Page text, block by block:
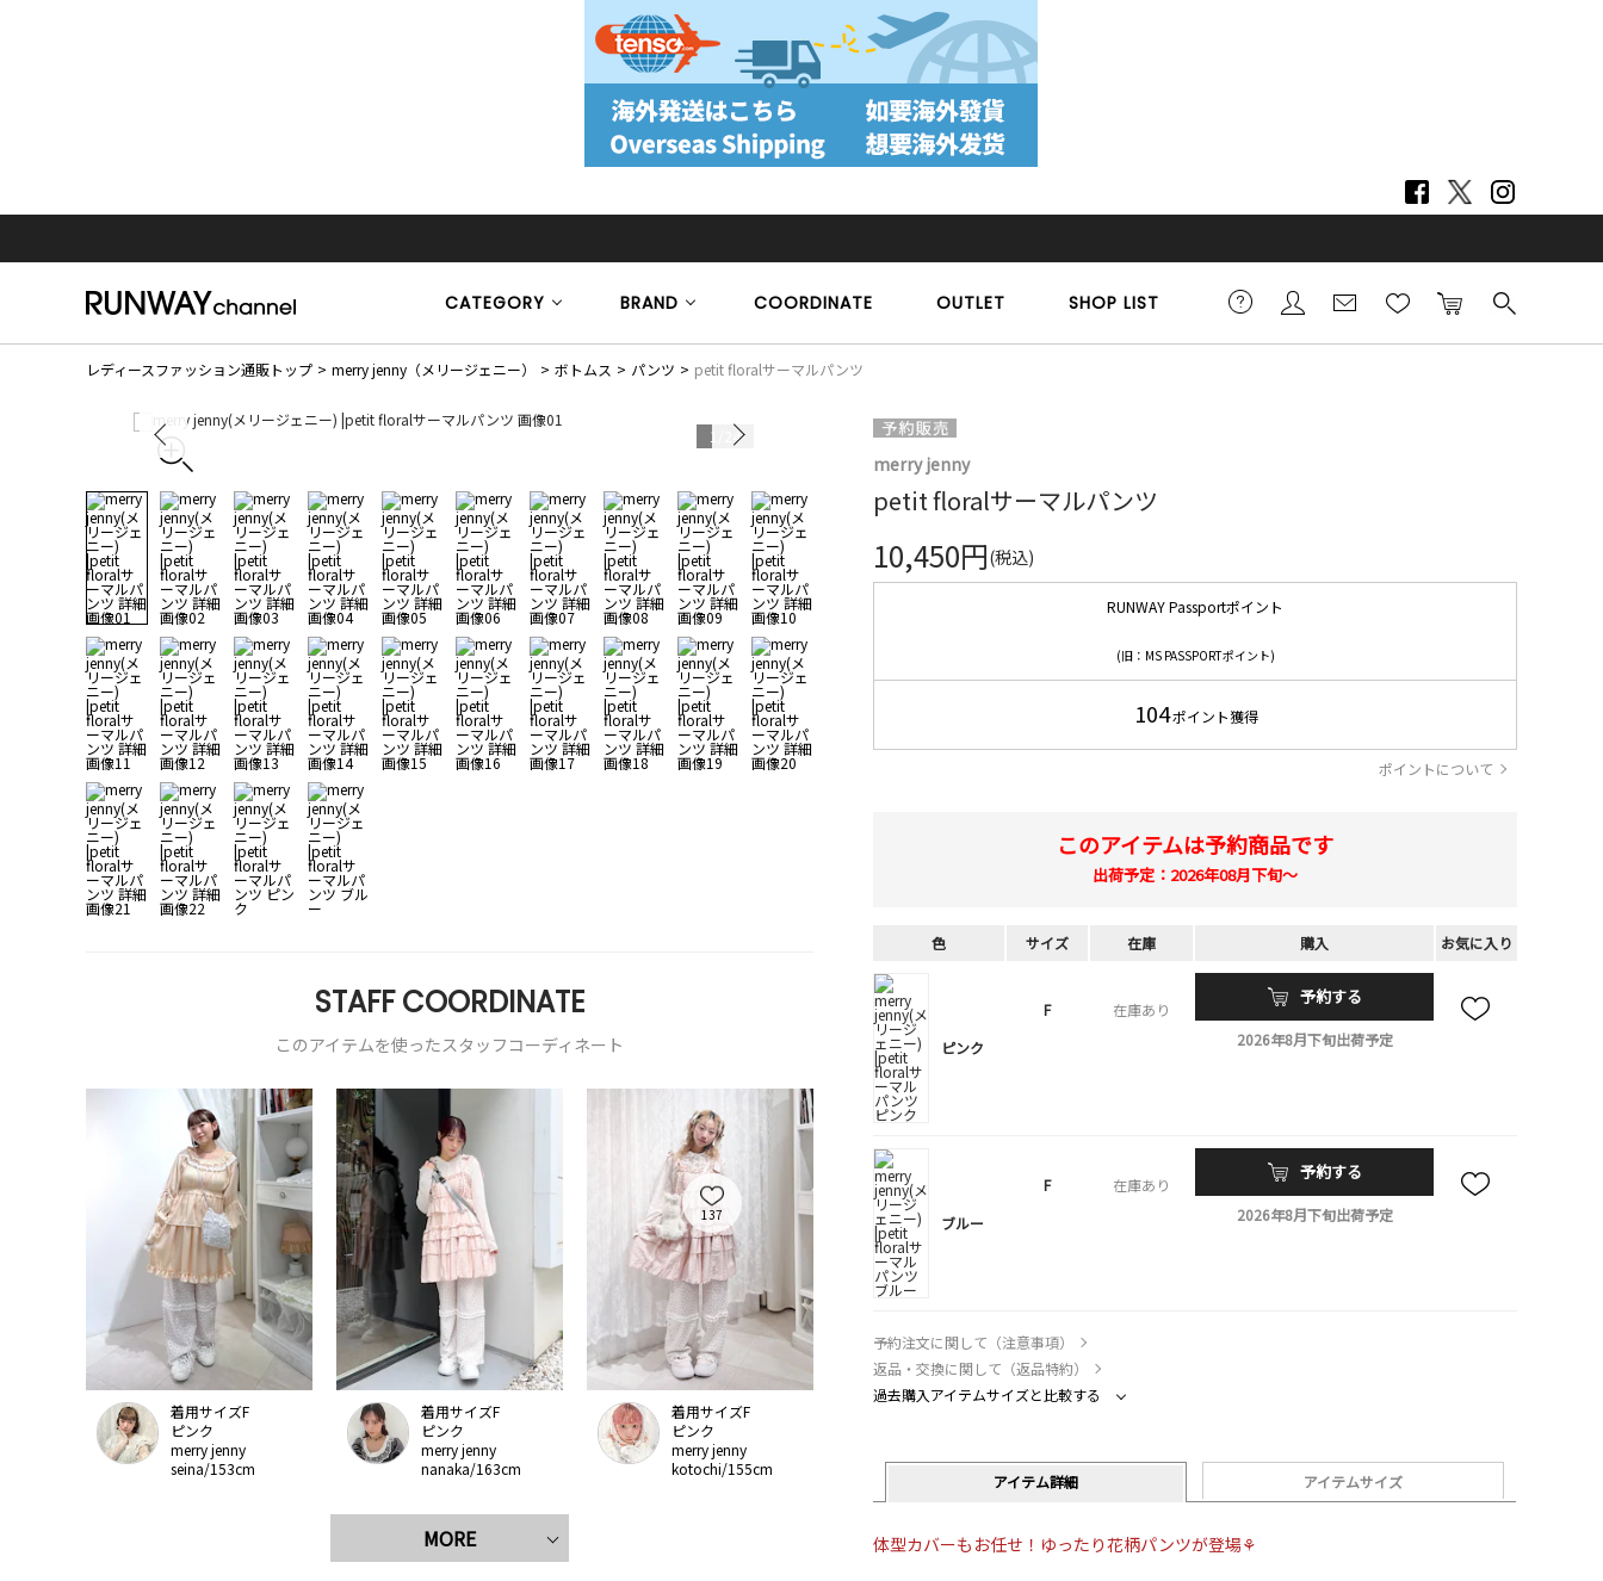
CATEGORY BRAND COORDINATE OUTLET SHOP LIST
レディースファッション通販トップ merry jenny（メリージェニー） ボトムス パンツ petit floralサーマルパンツ
137
1 24
STAFF COORDINATE
このアイテムを使ったスタッフコーディネート
着用サイズF
ピンク
merry jenny
seina/153cm
着用サイズF
ピンク
merry jenny
nanaka/163cm
着用サイズF
ピンク
merry jenny
kotochi/155cm
MORE
merry jenny
petit floralサーマルパンツ
10,450円(税込)
RUNWAY Passportポイント
(旧：MS PASSPORTポイント)
104ポイント獲得
ポイントについて
このアイテムは予約商品です
出荷予定：2026年08月下旬～
色 サイズ 在庫 購入 お気に入り
ピンク
F 在庫あり
予約する
2026年8月下旬出荷予定
ブルー
F 在庫あり
予約する
2026年8月下旬出荷予定
予約注文に関して（注意事項）
返品・交換に関して（返品特約）
過去購入アイテムサイズと比較する
アイテム詳細 アイテムサイズ
体型カバーもお任せ！ゆったり花柄パンツが登場⚘